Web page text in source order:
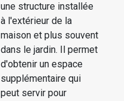
une structure installée
à l'extérieur de la
maison et plus souvent
dans le jardin. Il permet
d'obtenir un espace
supplémentaire qui
peut servir pour